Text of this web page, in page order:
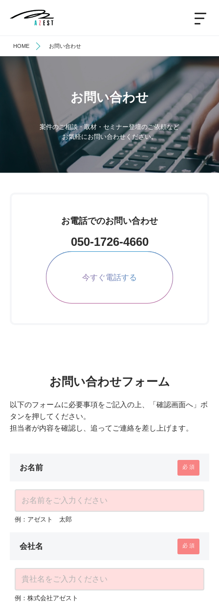
HOME お問い合わせ
お問い合わせ
案件のご相談・取材・セミナー登壇のご依頼など
お気軽にお問い合わせください。
お電話でのお問い合わせ
050-1726-4660
今すぐ電話する
お問い合わせフォーム
以下のフォームに必要事項をご記入の上、「確認画面へ」ボ
タンを押してください。
担当者が内容を確認し、追ってご連絡を差し上げます。
お名前
例：アゼスト 太郎
会社名
例：株式会社アゼスト